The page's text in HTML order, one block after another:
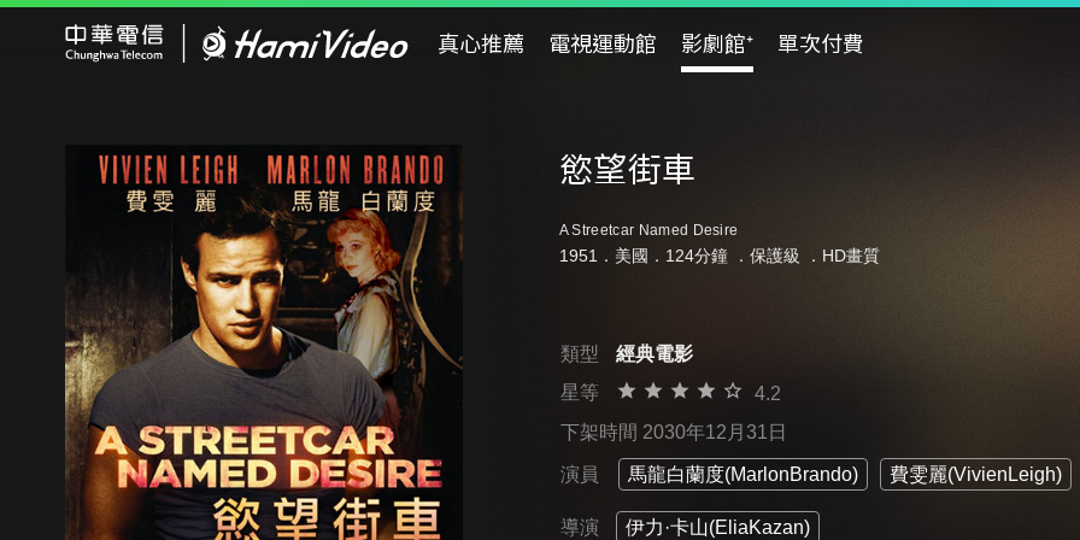
真心推薦 電視運動館 影劇館⁺ 單次付費
慾望街車
A Streetcar Named Desire
1951．美國．124分鐘 ． 保護級 ．HD畫質
類型
經典電影
星等
4.2
下架時間 2030年12月31日
演員 馬龍白蘭度(MarlonBrando) 費雯麗(VivienLeigh)
導演 伊力·卡山(EliaKazan)